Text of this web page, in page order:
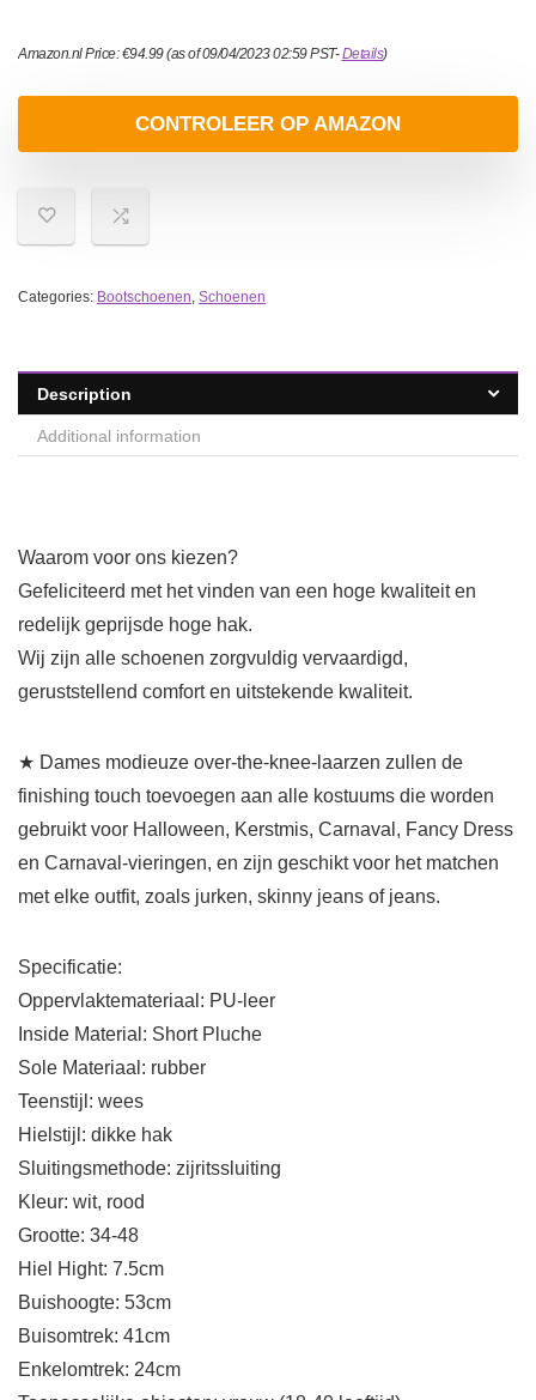
Amazon.nl Price:€94.99(as of 09/04/2023 02:59 PST-Details)
CONTROLEER OP AMAZON
Categories: Bootschoenen, Schoenen
Description
Additional information
Waarom voor ons kiezen?
Gefeliciteerd met het vinden van een hoge kwaliteit en
redelijk geprijsde hoge hak.
Wij zijn alle schoenen zorgvuldig vervaardigd,
geruststellend comfort en uitstekende kwaliteit.
★ Dames modieuze over-the-knee-laarzen zullen de
finishing touch toevoegen aan alle kostuums die worden
gebruikt voor Halloween, Kerstmis, Carnaval, Fancy Dress
en Carnaval-vieringen, en zijn geschikt voor het matchen
met elke outfit, zoals jurken, skinny jeans of jeans.
Specificatie:
Oppervlaktemateriaal: PU-leer
Inside Material: Short Pluche
Sole Materiaal: rubber
Teenstijl: wees
Hielstijl: dikke hak
Sluitingsmethode: zijritssluiting
Kleur: wit, rood
Grootte: 34-48
Hiel Hight: 7.5cm
Buishoogte: 53cm
Buisomtrek: 41cm
Enkelomtrek: 24cm